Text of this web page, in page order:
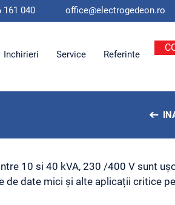
161 040 office@electrogedeon.ro
Inchirieri Service Referinte
10 si 40 kVA, 230 /400 V sunt
de date mici și alte aplicații critice